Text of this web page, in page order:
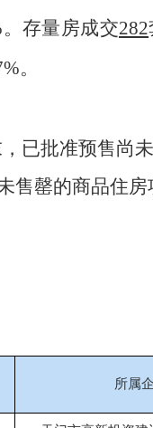
存量房成交282
。
，已批准预售尚
售罄的商品住
所属